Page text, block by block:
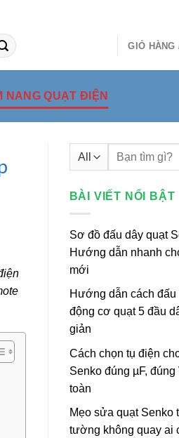
GIỎ
NANG QUẠT ĐIỆN
Tìm
BÀI VIẾT NỔI BẬT
Sơ đồ đấu dây quạt
Hướng dẫn nhanh
mới
Hướng dẫn cách đấu
động cơ quạt 5 đầu
giản
Cách chọn tụ điện
Senko đúng µF, đúng
toàn
Mẹo sửa quạt Senko
tường không quay ai